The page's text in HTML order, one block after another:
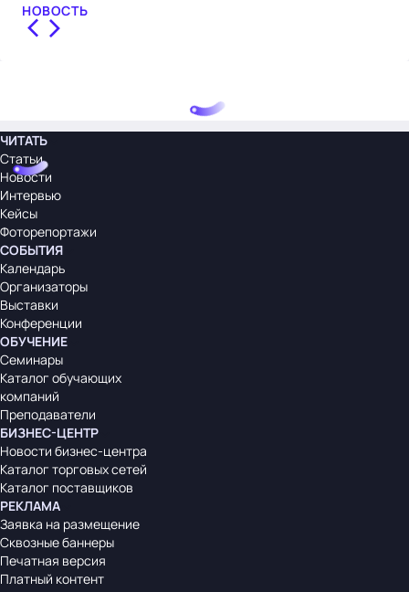
НОВОСТЬ
ЧИТАТЬ
Статьи
Новости
Интервью
Кейсы
Фоторепортажи
СОБЫТИЯ
Календарь
Организаторы
Выставки
Конференции
ОБУЧЕНИЕ
Семинары
Каталог обучающих
компаний
Преподаватели
БИЗНЕС-ЦЕНТР
Новости бизнес-центра
Каталог торговых сетей
Каталог поставщиков
РЕКЛАМА
Заявка на размещение
Сквозные баннеры
Печатная версия
Платный контент